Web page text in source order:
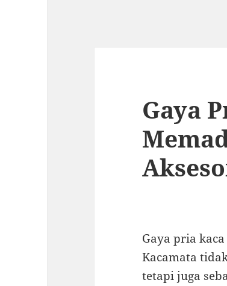
Gaya
Gaya pria
Kacamata
tetapi juga